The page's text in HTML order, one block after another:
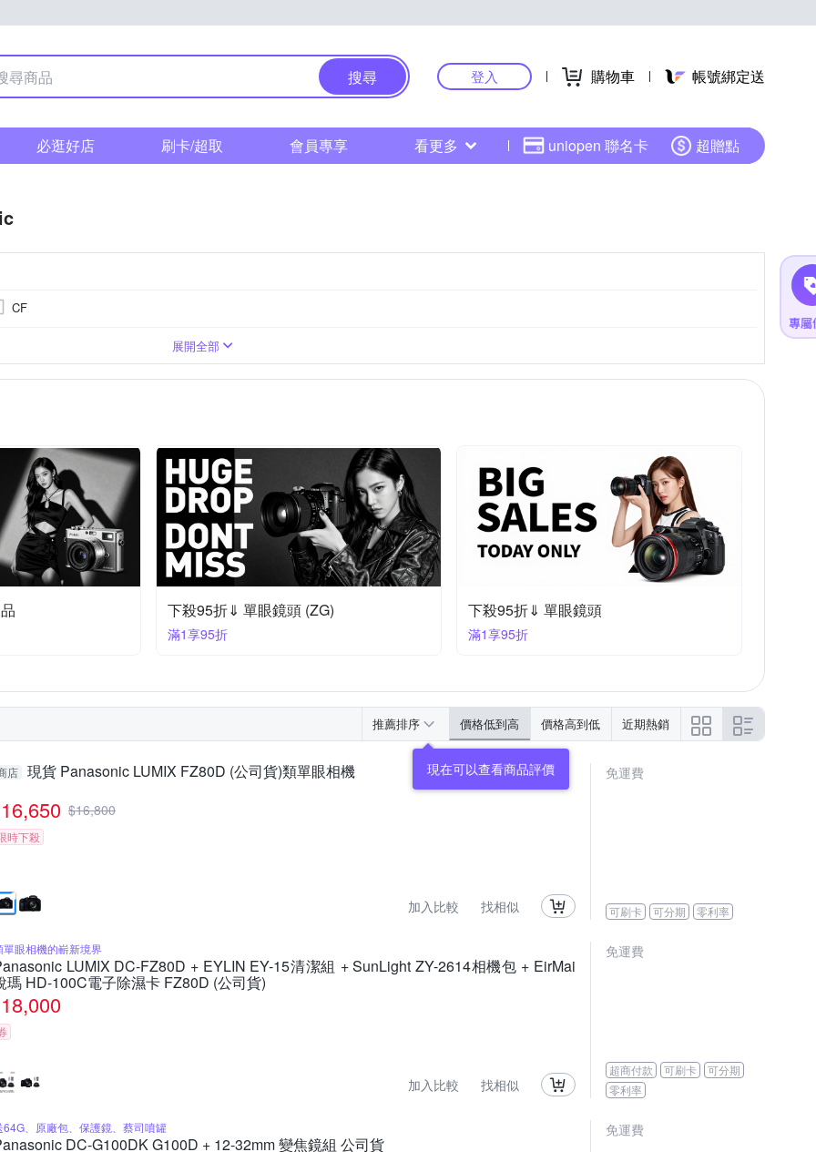
搜尋 登入 購物車 帳號綁定送
必逛好店 刷卡/超取 會員專享 看更多 uniopen 聯名卡 超贈點
CF
BSI CMOS(高感光背照式)
1601萬~2000萬像素展開全部
下殺95折⇓ 單眼鏡頭 (ZG)
滿1享95折
下殺95折⇓ 單眼鏡頭
滿1享95折
推薦排序 價格低到高 價格高到低 近期熱銷
店 現貨 Panasonic LUMIX FZ80D (公司貨)類單眼相機
16,650 $16,800
時下殺
加入比較 找相似
免運費
可刷卡 可分期 零利率
單眼相機的嶄新境界
LUMIX DC-FZ80D + EYLIN EY-15清潔組 + SunLight ZY-2614相機包 + EirMai
瑪 HD-100C電子除濕卡 FZ80D (公司貨)
18,000
加入比較 找相似
免運費
超商付款 可刷卡
可分期
零利率
64G、原廠包、保護鏡、蔡司噴罐
DC-G100DK G100D + 12-32mm 變焦鏡組 公司貨
免運費